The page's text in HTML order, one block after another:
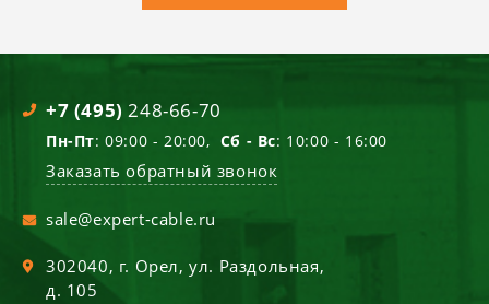
+7 (495) 248-66-70
Пн-Пт: 09:00 - 20:00, Сб - Вс: 10:00 - 16:00
Заказать обратный звонок
sale@expert-cable.ru
302040, г. Орел,ул. Раздольная,
д. 105